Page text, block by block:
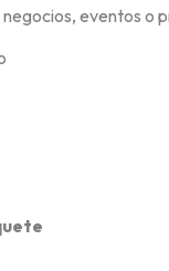
eventos o